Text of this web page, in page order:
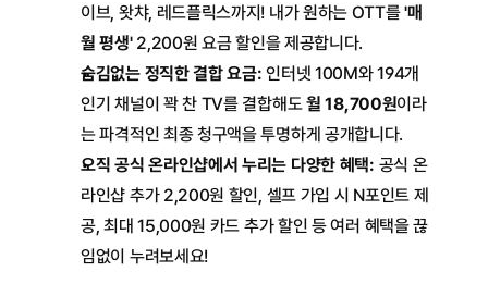
이브, 왓챠, 레드플릭스까지! 내가 원하는 OTT를 '매
월 평생' 2,200원 요금 할인을 제공합니다.
숨김없는 정직한 결합 요금: 인터넷 100M와 194개
인기 채널이 꽉 찬 TV를 결합해도 월 18,700원이라
는 파격적인 최종 청구액을 투명하게 공개합니다.
오직 공식 온라인샵에서 누리는 다양한 혜택: 공식 온
라인샵 추가 2,200원 할인, 셀프 가입 시 N포인트 제
공, 최대 15,000원 카드 추가 할인 등 여러 혜택을 끊
임없이 누려보세요!